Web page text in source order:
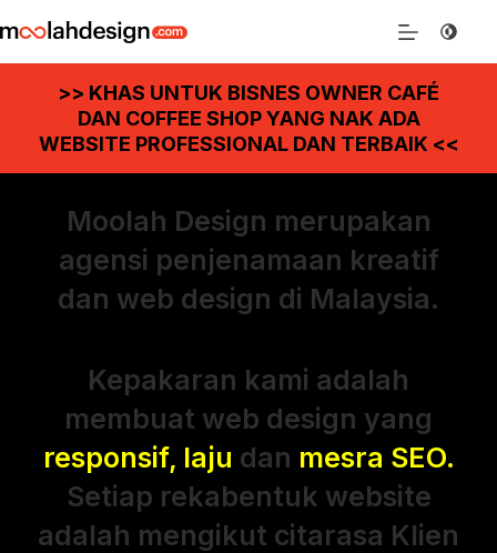
>> KHAS UNTUK BISNES OWNER CAFÉ
DAN COFFEE SHOP YANG NAK ADA
WEBSITE PROFESSIONAL DAN TERBAIK <<
Moolah Design merupakan
agensi penjenamaan kreatif
dan web design di Malaysia.
Kepakaran kami adalah
membuat web design yang
responsif, laju dan mesra SEO.
Setiap rekabentuk website
adalah mengikut citarasa Klien